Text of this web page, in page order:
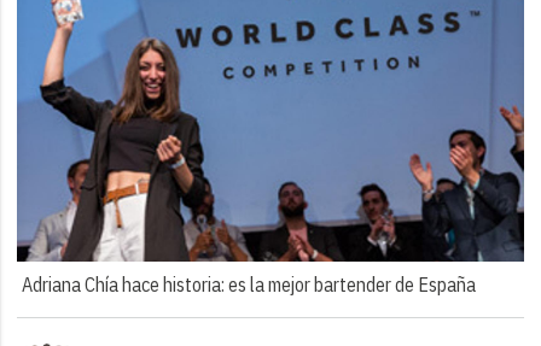
Adriana Chía hace historia: es la mejor bartender de España